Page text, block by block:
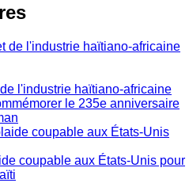
l'industrie haïtiano-africaine
le 235e anniversaire
coupable aux États-Unis pour